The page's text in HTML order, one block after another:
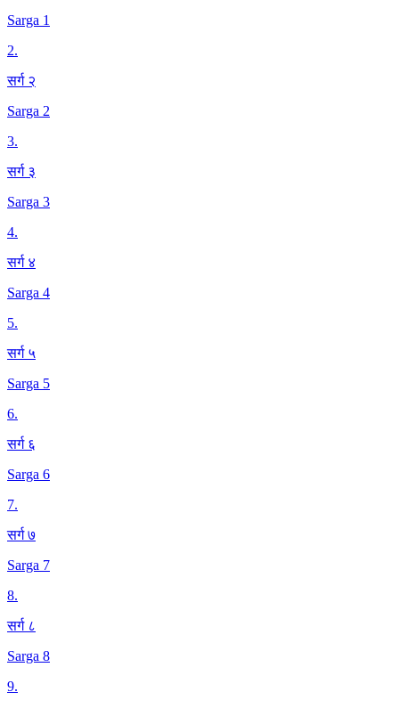
Sarga 1
2.
सर्ग २
Sarga 2
3.
सर्ग ३
Sarga 3
4.
सर्ग ४
Sarga 4
5.
सर्ग ५
Sarga 5
6.
सर्ग ६
Sarga 6
7.
सर्ग ७
Sarga 7
8.
सर्ग ८
Sarga 8
9.